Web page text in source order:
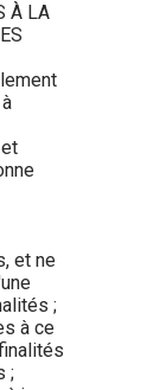
À LA
et ne
;
à ce
;